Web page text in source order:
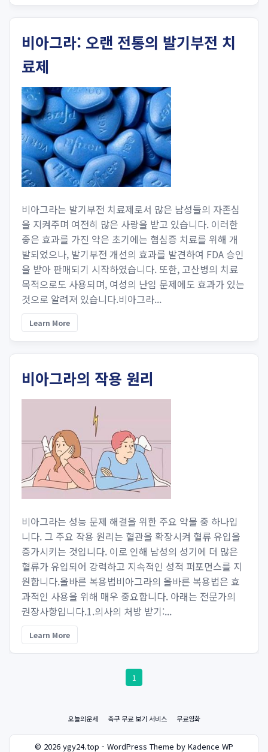
비아그라: 오랜 전통의 발기부전 치
료제
비아그라는 발기부전 치료제로서 많은 남성들의 자존심
을 지켜주며 여전히 많은 사랑을 받고 있습니다. 이러한
좋은 효과를 가진 약은 초기에는 협심증 치료를 위해 개
발되었으나, 발기부전 개선의 효과를 발견하여 FDA 승인
을 받아 판매되기 시작하였습니다. 또한, 고산병의 치료
목적으로도 사용되며, 여성의 난임 문제에도 효과가 있는
것으로 알려져 있습니다.비아그라...
Learn More
비아그라의 작용 원리
비아그라는 성능 문제 해결을 위한 주요 약물 중 하나입
니다. 그 주요 작용 원리는 혈관을 확장시켜 혈류 유입을
증가시키는 것입니다. 이로 인해 남성의 성기에 더 많은
혈류가 유입되어 강력하고 지속적인 성적 퍼포먼스를 지
원합니다.올바른 복용법비아그라의 올바른 복용법은 효
과적인 사용을 위해 매우 중요합니다. 아래는 전문가의
권장사항입니다.1.의사의 처방 받기:...
Learn More
1
오늘의운세 축구 무료 보기 서비스 무료영화
© 2026 ygy24.top - WordPress Theme by Kadence WP